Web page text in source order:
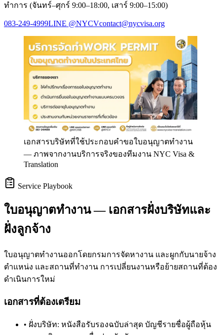
ทำการ (จันทร์–ศุกร์ 9:00–18:00, เสาร์ 9:00–15:00)
083-249-4999LINE @NYCVcontact@nycvisa.org
เอกสารบริษัทที่ใช้ประกอบคำขอใบอนุญาตทำงาน
— ภาพจากงานบริการจริงของทีมงาน NYC Visa &
Translation
Service Playbook
ใบอนุญาตทำงาน — เอกสารฝั่งบริษัทและ
ฝั่งลูกจ้าง
ใบอนุญาตทำงานออกโดยกรมการจัดหางาน และผูกกับนายจ้าง
ตำแหน่ง และสถานที่ทำงาน การเปลี่ยนงานหรือย้ายสถานที่ต้อง
ดำเนินการใหม่
เอกสารที่ต้องเตรียม
• ฝั่งบริษัท: หนังสือรับรองฉบับล่าสุด บัญชีรายชื่อผู้ถือหุ้น